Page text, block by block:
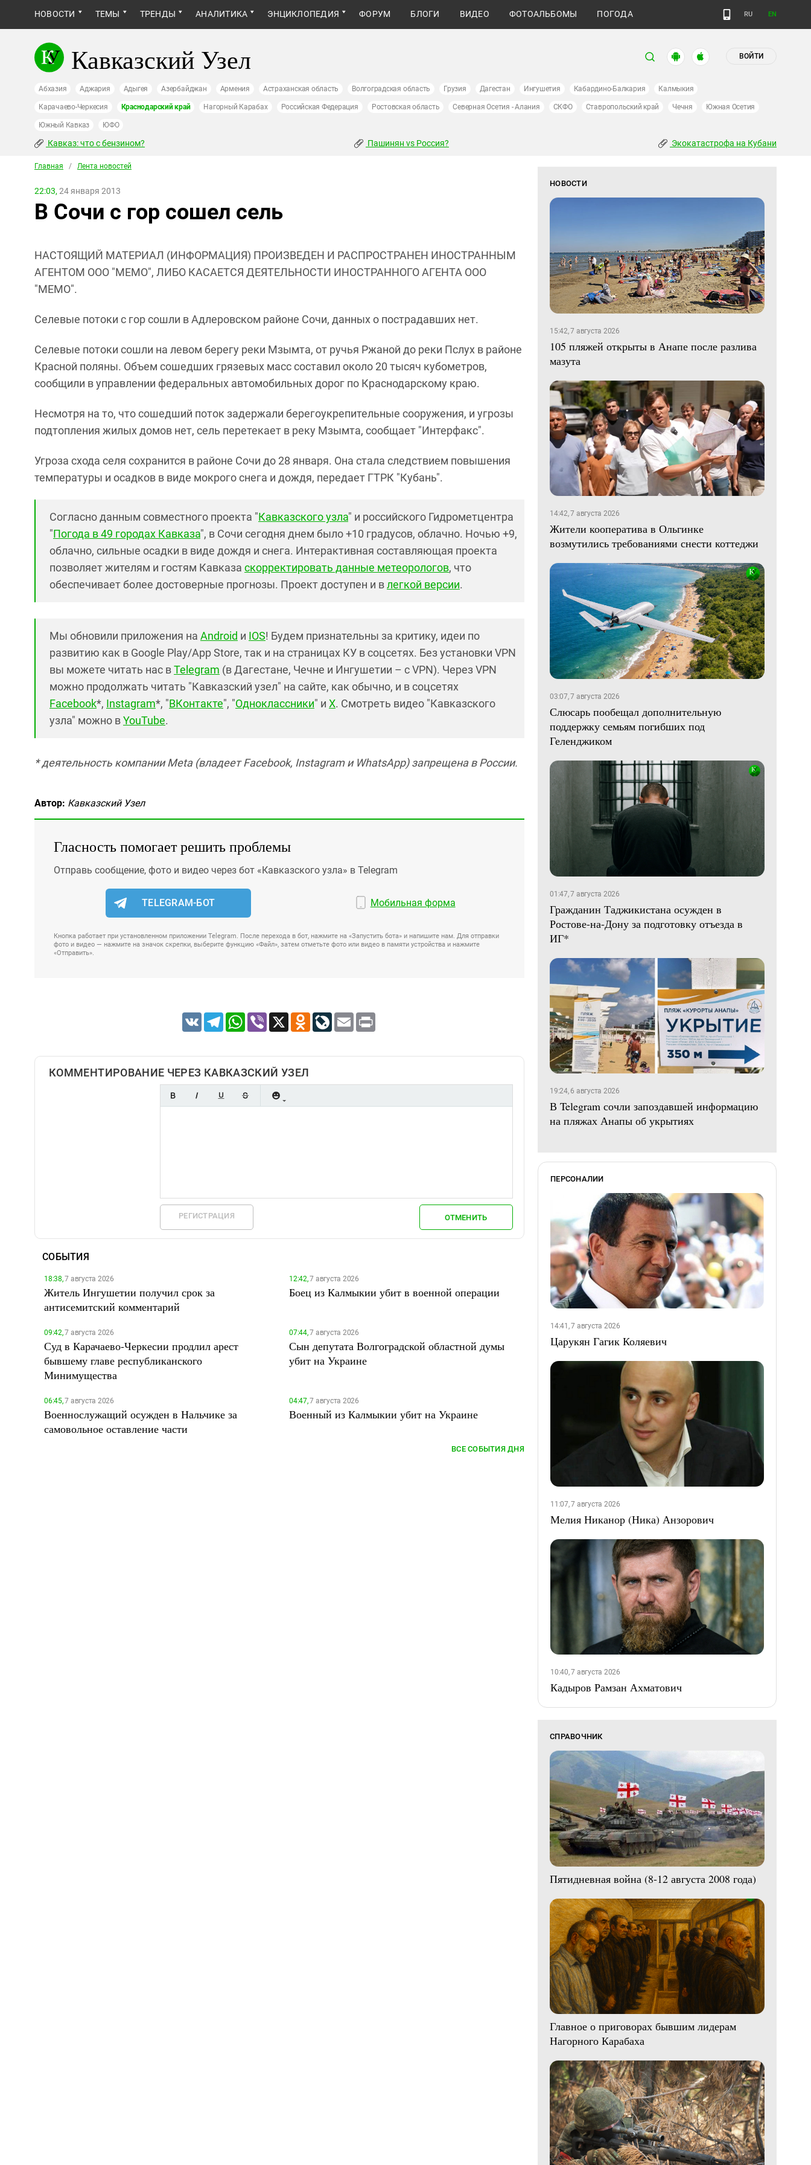
НОВОСТИ ТЕМЫ ТРЕНДЫ АНАЛИТИКА ЭНЦИКЛОПЕДИЯ ФОРУМ БЛОГИ ВИДЕО ФОТОАЛЬБОМЫ ПОГОДА RU EN
Кавказский Узел ВОЙТИ
Абхазия Аджария Адыгея Азербайджан Армения Астраханская область Волгоградская область Грузия Дагестан Ингушетия Кабардино-Балкария Калмыкия
Карачаево-Черкесия Краснодарский край Нагорный Карабах Российская Федерация Ростовская область Северная Осетия - Алания СКФО Ставропольский край Чечня Южная Осетия
Южный Кавказ ЮФО
Кавказ: что с бензином? Пашинян vs Россия? Экокатастрофа на Кубани
Главная / Лента новостей
22:03, 24 января 2013
В Сочи с гор сошел сель
НАСТОЯЩИЙ МАТЕРИАЛ (ИНФОРМАЦИЯ) ПРОИЗВЕДЕН И РАСПРОСТРАНЕН ИНОСТРАННЫМ
АГЕНТОМ ООО "МЕМО", ЛИБО КАСАЕТСЯ ДЕЯТЕЛЬНОСТИ ИНОСТРАННОГО АГЕНТА ООО
"МЕМО".
Селевые потоки с гор сошли в Адлеровском районе Сочи, данных о пострадавших нет.
Селевые потоки сошли на левом берегу реки Мзымта, от ручья Ржаной до реки Пслух в районе
Красной поляны. Объем сошедших грязевых масс составил около 20 тысяч кубометров,
сообщили в управлении федеральных автомобильных дорог по Краснодарскому краю.
Несмотря на то, что сошедший поток задержали берегоукрепительные сооружения, и угрозы
подтопления жилых домов нет, сель перетекает в реку Мзымта, сообщает "Интерфакс".
Угроза схода селя сохранится в районе Сочи до 28 января. Она стала следствием повышения
температуры и осадков в виде мокрого снега и дождя, передает ГТРК "Кубань".
Согласно данным совместного проекта "Кавказского узла" и российского Гидрометцентра
"Погода в 49 городах Кавказа", в Сочи сегодня днем было +10 градусов, облачно. Ночью +9,
облачно, сильные осадки в виде дождя и снега. Интерактивная составляющая проекта
позволяет жителям и гостям Кавказа скорректировать данные метеорологов, что
обеспечивает более достоверные прогнозы. Проект доступен и влегкой версии.
Мы обновили приложения на Android и IOS! Будем признательны за критику, идеи по
развитию как в Google Play/App Store, так и на страницах КУ в соцсетях. Без установки VPN
вы можете читать нас вTelegram (в Дагестане, Чечне и Ингушетии – с VPN). Через VPN
можно продолжать читать "Кавказский узел" на сайте, как обычно, и в соцсетях
Facebook*, Instagram*, "ВКонтакте", "Одноклассники" и X. Смотреть видео "Кавказского
узла" можно вYouTube.
* деятельность компании Meta (владеет Facebook, Instagram и WhatsApp) запрещена в России.
Автор: Кавказский Узел
Гласность помогает решить проблемы
Отправь сообщение, фото и видео через бот «Кавказского узла» в Telegram
TELEGRAM-БОТ Мобильная форма
Кнопка работает при установленном приложении Telegram. После перехода в бот, нажмите на «Запустить бота» и напишите нам. Для отправки
фото и видео — нажмите на значок скрепки, выберите функцию «Файл», затем отметьте фото или видео в памяти устройства и нажмите
«Отправить».
VK TelegramWhatsApp
Viber X Odnoklassniki
LiveJournal
Email
КОММЕНТИРОВАНИЕ ЧЕРЕЗ КАВКАЗСКИЙ УЗЕЛ
РЕГИСТРАЦИЯ ОТМЕНИТЬ
СОБЫТИЯ
18:38,7 августа 2026
Житель Ингушетии получил срок за
антисемитский комментарий
12:42,7 августа 2026
Боец из Калмыкии убит в военной операции
09:42,7 августа 2026
Суд в Карачаево-Черкесии продлил арест
бывшему главе республиканского
Минимущества
07:44,7 августа 2026
Сын депутата Волгоградской областной думы
убит на Украине
06:45,7 августа 2026
Военнослужащий осужден в Нальчике за
самовольное оставление части
04:47,7 августа 2026
Военный из Калмыкии убит на Украине
ВСЕ СОБЫТИЯ ДНЯ
НОВОСТИ
15:42, 7 августа 2026
105 пляжей открыты в Анапе после разлива
мазута
14:42, 7 августа 2026
Жители кооператива в Ольгинке
возмутились требованиями снести коттеджи
03:07, 7 августа 2026
Слюсарь пообещал дополнительную
поддержку семьям погибших под
Геленджиком
01:47, 7 августа 2026
Гражданин Таджикистана осужден в
Ростове-на-Дону за подготовку отъезда в
ИГ*
19:24, 6 августа 2026
В Telegram сочли запоздавшей информацию
на пляжах Анапы об укрытиях
ПЕРСОНАЛИИ
14:41, 7 августа 2026
Царукян Гагик Коляевич
11:07, 7 августа 2026
Мелия Никанор (Ника) Анзорович
10:40, 7 августа 2026
Кадыров Рамзан Ахматович
СПРАВОЧНИК
Пятидневная война (8-12 августа 2008 года)
Главное о приговорах бывшим лидерам
Нагорного Карабаха